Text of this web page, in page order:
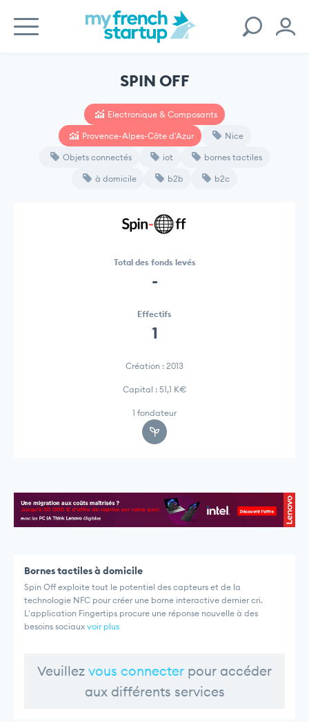
SPIN OFF
Electronique & Composants
Provence-Alpes-Côte d'Azur Nice
Objets connectés iot bornes tactiles
à domicile b2b b2c
Total des fonds levés
-
Effectifs
1
Création : 2013
Capital : 51,1 K€
1 fondateur
Bornes tactiles à domicile
Spin Off exploite tout le potentiel des capteurs et de la
technologie NFC pour créer une borne interactive dernier cri.
L'application Fingertips procure une réponse nouvelle à des
besoins sociaux voir plus
Veuillez vous connecter pour accéder
aux différents services